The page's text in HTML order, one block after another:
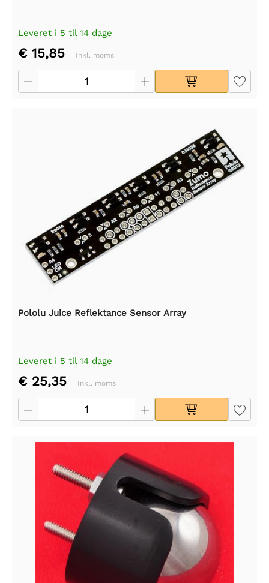
Leveret i 5 til 14 dage
€ 15,85 Inkl. moms
Pololu Juice Reflektance Sensor Array
Leveret i 5 til 14 dage
€ 25,35 Inkl. moms